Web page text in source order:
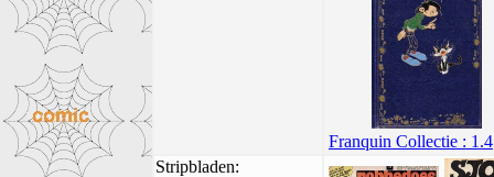
Franquin Collectie : 1.4
Stripbladen: